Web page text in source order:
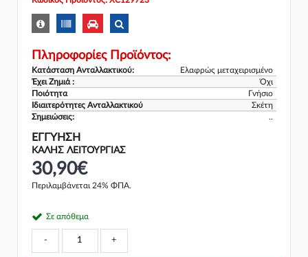
Πληροφορίες Προϊόντος:
Κατάσταση Ανταλλακτικού:
Ελαφρώς μεταχειρισμένο
Έχει Ζημιά :
Όχι
Ποιότητα
Γνήσιο
Ιδιαιτερότητες Ανταλλακτικού
Σκέτη
Σημειώσεις:
..
ΕΓΓΎΗΣΗ
ΚΑΛΗΣ ΛΕΙΤΟΥΡΓΙΑΣ
30,90€
Περιλαμβάνεται 24% ΦΠΑ.
Σε απόθεμα
- +